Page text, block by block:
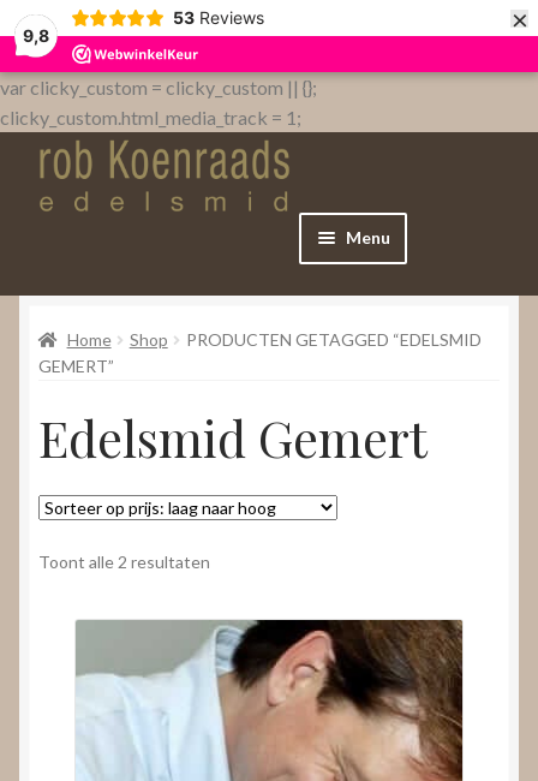
9,8
53 Reviews ×
var clicky_custom = clicky_custom || {};
clicky_custom.html_media_track = 1;
Menu
Home
WebShop
Over
Nieuws
Video’s
uitvouwen
Home Shop
PRODUCTEN GETAGGED “EDELSMID
GEMERT”
Edelsmid Gemert
Toont alle 2 resultaten
laag
naar
hoog